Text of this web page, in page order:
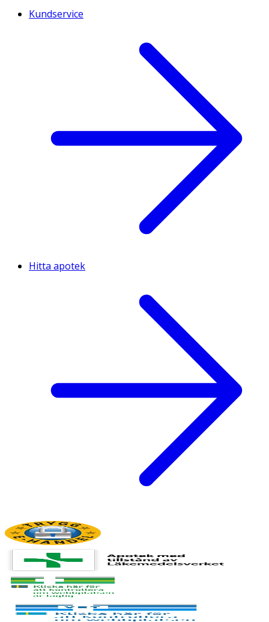
Kundservice
Hitta apotek